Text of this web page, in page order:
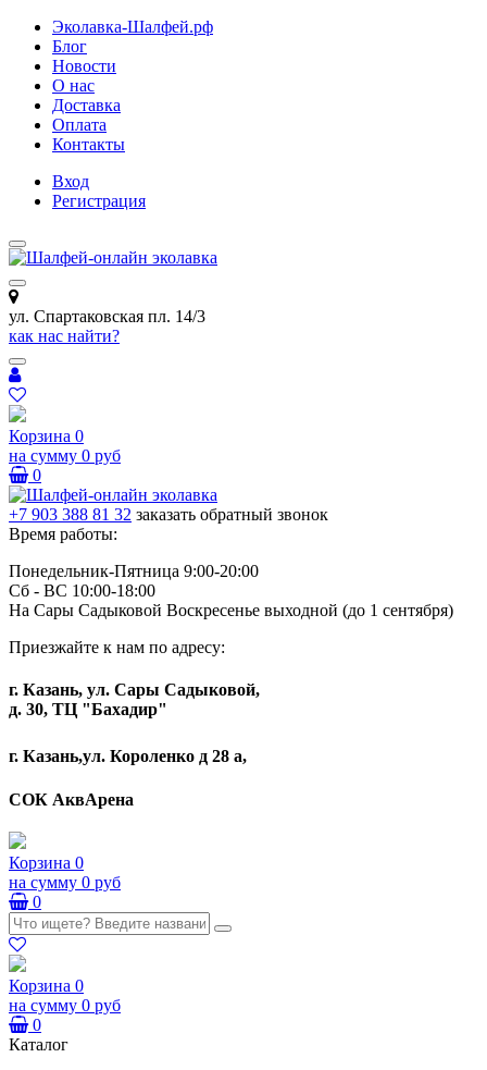
Эколавка-Шалфей.рф
Блог
Новости
О нас
Доставка
Оплата
Контакты
Вход
Регистрация
ул. Спартаковская пл. 14/3
как нас найти?
Корзина 0
на сумму 0 руб
0
+7 903 388 81 32 заказать обратный звонок
Время работы:
Понедельник-Пятница 9:00-20:00
Сб - ВС 10:00-18:00
На Сары Садыковой Воскресенье выходной (до 1 сентября)
Приезжайте к нам по адресу:
г. Казань, ул. Сары Садыковой,
д. 30, ТЦ "Бахадир"
г. Казань,ул. Короленко д 28 а,
СОК АквАрена
Корзина 0
на сумму 0 руб
0
Корзина 0
на сумму 0 руб
0
Каталог